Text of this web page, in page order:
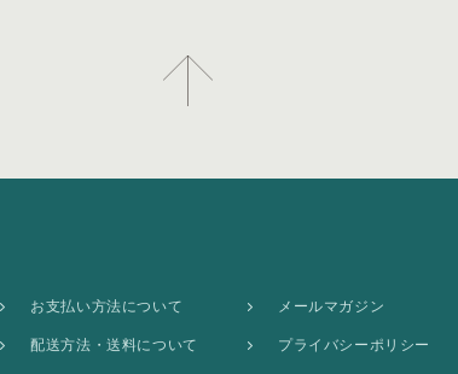
お支払い方法について
配送方法・送料について
メールマガジン
プライバシーポリシー